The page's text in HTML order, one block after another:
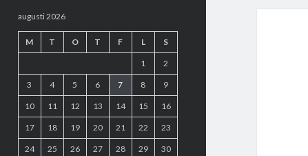
augusti 2026
M T O T F L S
1 2
3 4 5 6 7 8 9
10 11 12 13 14 15 16
17 18 19 20 21 22 23
24 25 26 27 28 29 30